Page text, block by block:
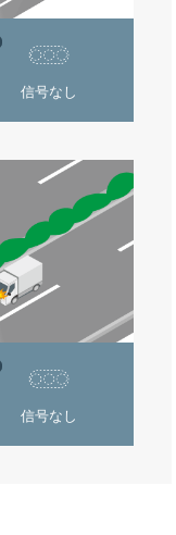
信号なし
信号なし